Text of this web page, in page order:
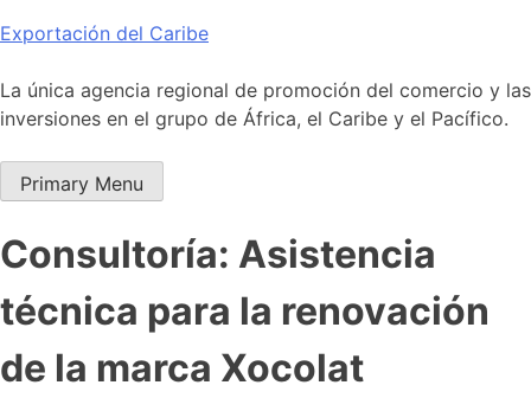
Skip
content
Exportación del Caribe
La única agencia regional de promoción del comercio y las
inversiones en el grupo de África, el Caribe y el Pacífico.
Primary Menu
Consultoría: Asistencia
técnica para la renovación
de la marca Xocolat